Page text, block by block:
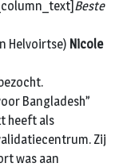
Beste
Helvoirtse) Nicole
Bangladesh”
heeft als
Zij
was aan